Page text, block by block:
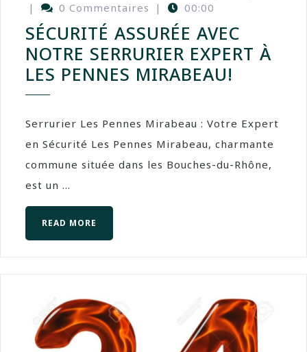
|
0 Commentaires | 00:00
SÉCURITÉ ASSURÉE AVEC
NOTRE SERRURIER EXPERT À
LES PENNES MIRABEAU!
Serrurier Les Pennes Mirabeau : Votre Expert
en Sécurité Les Pennes Mirabeau, charmante
commune située dans les Bouches-du-Rhône,
est un ...
READ MORE